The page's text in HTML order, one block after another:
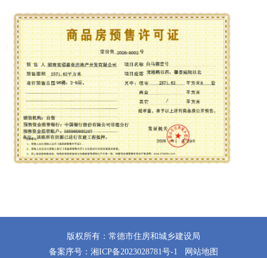
版权所有：常德市住房和城乡建设局
备案序号： 湘ICP备2023028781号-1 网站地图